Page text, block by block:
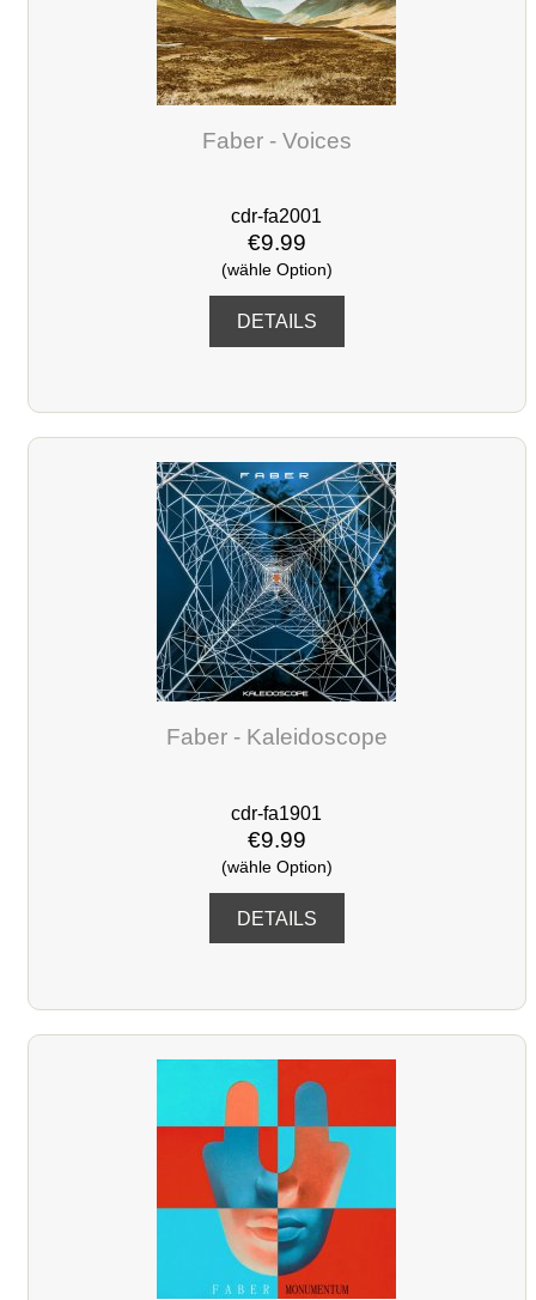
Faber - Voices
cdr-fa2001
€9.99
(wähle Option)
DETAILS
Faber - Kaleidoscope
cdr-fa1901
€9.99
(wähle Option)
DETAILS